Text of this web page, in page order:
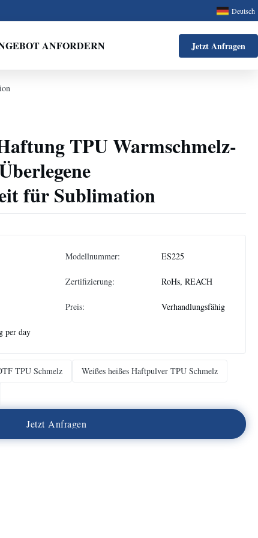
Deutsch
ANFORDERN Jetzt Anfragen
TPU Warmschmelz-
für Sublimation
Modellnummer: ES225
Zertifizierung: RoHs, REACH
Preis: Verhandlungsfähig
per day
TPU Schmelz
Weißes heißes Haftpulver TPU Schmelz
Jetzt Anfragen